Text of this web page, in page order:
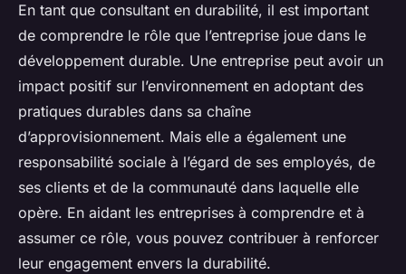
En tant que consultant en durabilité, il est important
de comprendre le rôle que l’entreprise joue dans le
développement durable. Une entreprise peut avoir un
impact positif sur l’environnement en adoptant des
pratiques durables dans sa chaîne
d’approvisionnement. Mais elle a également une
responsabilité sociale à l’égard de ses employés, de
ses clients et de la communauté dans laquelle elle
opère. En aidant les entreprises à comprendre et à
assumer ce rôle, vous pouvez contribuer à renforcer
leur engagement envers la durabilité.